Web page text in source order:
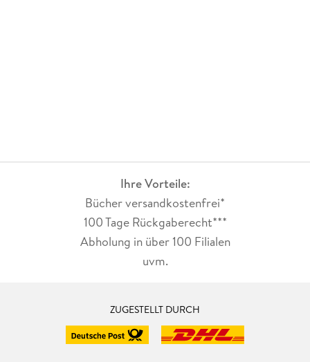
Ihre Vorteile:
Bücher versandkostenfrei*
100 Tage Rückgaberecht***
Abholung in über 100 Filialen
uvm.
ZUGESTELLT DURCH